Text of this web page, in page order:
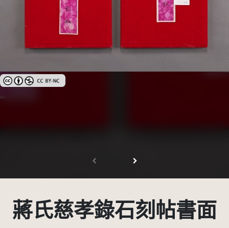
創用CC姓名標示-非商業性 3.0 台灣及其後版本(CC BY-NC 3.0 TW +)
蔣氏慈孝錄石刻帖書面